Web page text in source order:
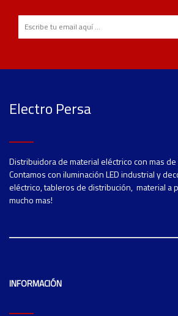
Electro Persa
Distribuidora de material eléctrico con mas
Contamos con iluminación LED industrial y
eléctrico, tableros de distribución, material a
mucho mas!
INFORMACIÓN